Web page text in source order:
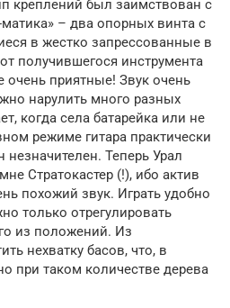
креплений был заимствован с
– два опорных винта с
в жестко запрессованные в
получившегося инструмента
очень приятные! Звук очень
нарулить много разных
когда села батарейка или не
режиме гитара практически
Теперь Урал
Стратокастер (!), ибо актив
похожий звук. Играть удобно
только отрегулировать
из положений. Из
нехватку басов, что, в
при таком количестве дерева